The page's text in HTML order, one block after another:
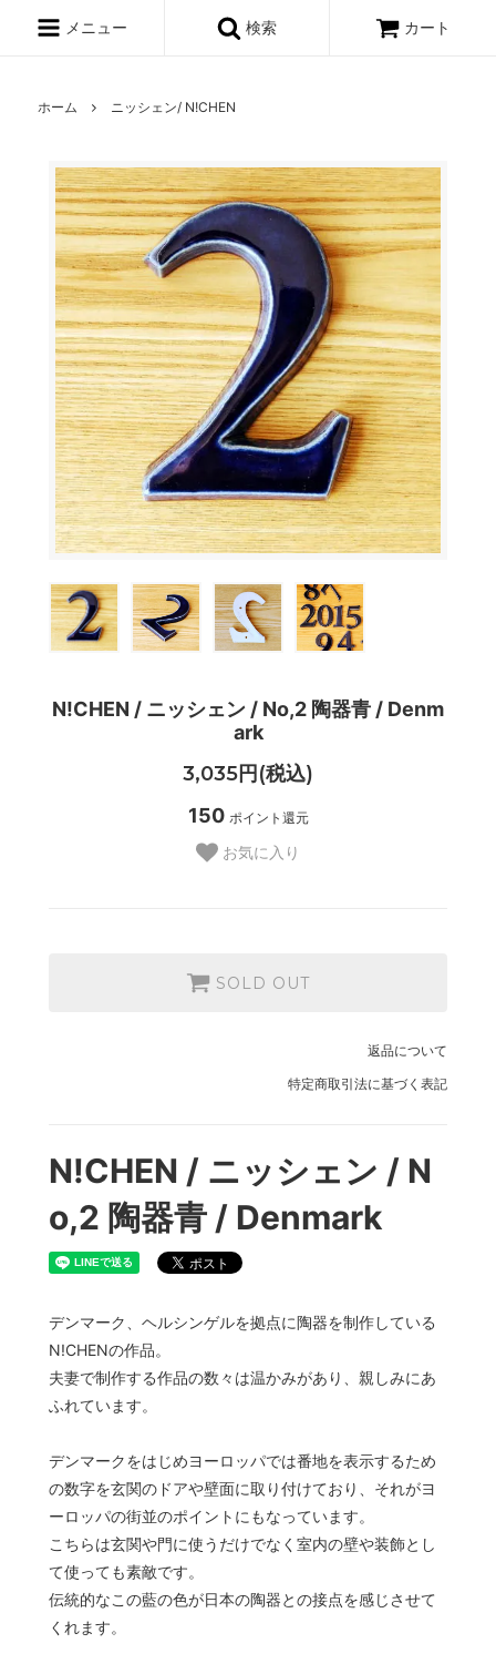
メニュー 検索 カート
ホーム ニッシェン/ N!CHEN
N!CHEN / ニッシェン / No,2 陶器青 / Denm
ark
3,035円(税込)
150 ポイント還元
お気に入り
SOLD OUT
返品について
特定商取引法に基づく表記
N!CHEN / ニッシェン / N
o,2 陶器青 / Denmark
デンマーク、ヘルシンゲルを拠点に陶器を制作している
N!CHENの作品。
夫妻で制作する作品の数々は温かみがあり、親しみにあ
ふれています。
デンマークをはじめヨーロッパでは番地を表示するため
の数字を玄関のドアや壁面に取り付けており、それがヨ
ーロッパの街並のポイントにもなっています。
こちらは玄関や門に使うだけでなく室内の壁や装飾とし
て使っても素敵です。
伝統的なこの藍の色が日本の陶器との接点を感じさせて
くれます。